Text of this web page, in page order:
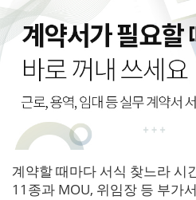
계약할 때마다 서식 찾느라 시
11종과 MOU, 위임장 등 부가